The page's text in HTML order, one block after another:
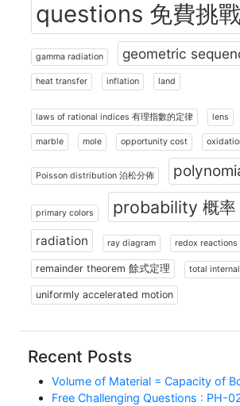
questions 免費挑
gamma radiation geometric
heat transfer inflation land
laws of rational indices 有理指數的定律 lens
marble mole opportunity cost
Poisson distribution 泊松分佈
primary colors probability 概率
radiation ray diagram redox reactions
remainder theorem 餘式定理 total
uniformly accelerated motion
Recent Posts
Volume of Material = Capacity of
Free Challenging Questions : PH-